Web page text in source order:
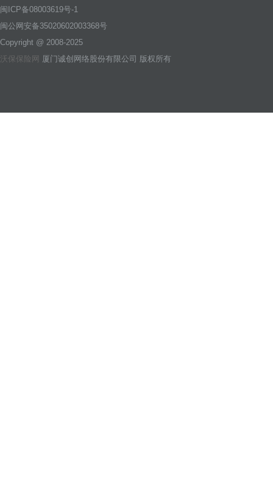
闽ICP备08003619号-1
闽公网安备35020602003368号
Copyright @ 2008-2025
沃保保险网 厦门诚创网络股份有限公司 版权所有